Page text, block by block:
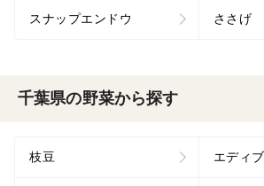
スナップエンドウ ささげ
千葉県の野菜から探す
枝豆 エディ